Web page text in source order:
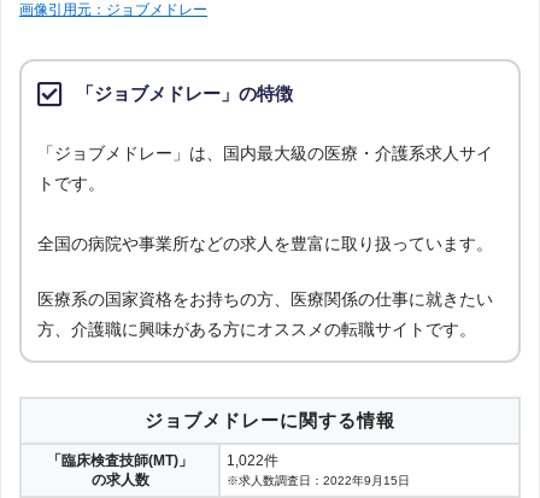
画像引用元：ジョブメドレー
「ジョブメドレー」の特徴
「ジョブメドレー」は、国内最大級の医療・介護系求人サイ
トです。
全国の病院や事業所などの求人を豊富に取り扱っています。
医療系の国家資格をお持ちの方、医療関係の仕事に就きたい
方、介護職に興味がある方にオススメの転職サイトです。
ジョブメドレーに関する情報
「臨床検査技師(MT)」
の求人数
1,022件
※求人数調査日：2022年9月15日